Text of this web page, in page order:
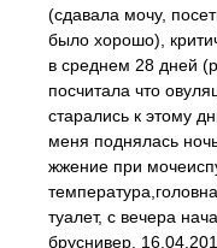
(сдавала мочу,
было хорошо),
в среднем 28 дней
посчитала что
старались к этому
меня поднялась
жжение при
туалет, с вечера
бруснивер.